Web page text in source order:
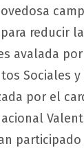
reducir
avalada
Sociales
por el
participado